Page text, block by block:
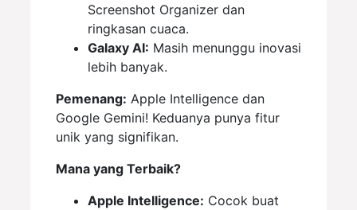
Screenshot Organizer dan
ringkasan cuaca.
Galaxy AI: Masih menunggu inovasi
lebih banyak.
Pemenang: Apple Intelligence dan
Google Gemini! Keduanya punya fitur
unik yang signifikan.
Mana yang Terbaik?
Apple Intelligence: Cocok buat